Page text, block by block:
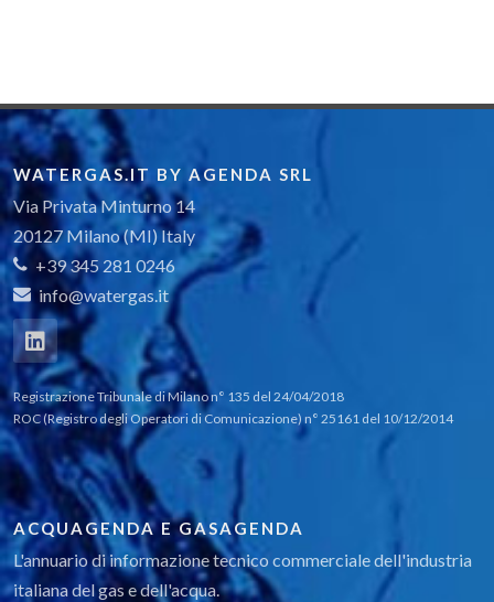
WATERGAS.IT BY AGENDA SRL
Via Privata Minturno 14
20127 Milano (MI) Italy
+39 345 281 0246
info@watergas.it
Registrazione Tribunale di Milano n° 135 del 24/04/2018
ROC (Registro degli Operatori di Comunicazione) n° 25161 del 10/12/2014
ACQUAGENDA E GASAGENDA
L'annuario di informazione tecnico commerciale dell'industria
italiana del gas e dell'acqua.